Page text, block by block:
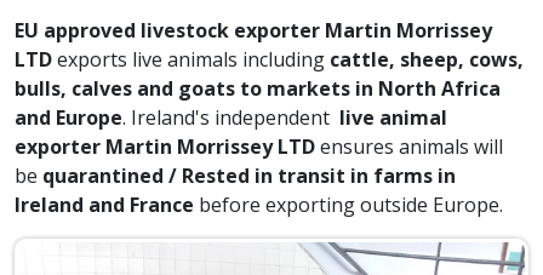
EU approved livestock exporter Martin Morrissey
LTDexports live animals including cattle, sheep, cows,
bulls, calves and goats to markets in North Africa
and Europe. Ireland's independent live animal
exporter Martin Morrissey LTDensures animals will
be quarantined / Rested in transit in farms in
Ireland and France before exporting outside Europe.